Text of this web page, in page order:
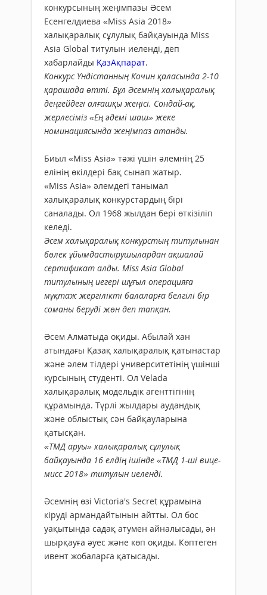
конкурсының жеңімпазы Әсем
Есенгелдиева «Miss Asia 2018»
халықаралық сұлулық байқауында Miss
Asia Global титулын иеленді, деп
хабарлайды ҚазАқпарат.
Конкурс Үндістанның Кочин қаласында 2-10
қарашада өтті. Бұл Әсемнің халықаралық
деңгейдегі алғашқы жеңісі. Сондай-ақ,
жерлесіміз «Ең әдемі шаш» жеке
номинациясында жеңімпаз атанды.
Биыл «Miss Asia» тәжі үшін әлемнің 25
елінің өкілдері бақ сынап жатыр.
«Miss Asia» әлемдегі танымал
халықаралық конкурстардың бірі
саналады. Ол 1968 жылдан бері өткізіліп
келеді.
Әсем халықаралық конкурстың титулынан
бөлек ұйымдастырушылардан ақшалай
сертификат алды. Miss Asia Global
титулының иегері шұғыл операцияға
мұқтаж жергілікті балаларға белгілі бір
соманы беруді жөн деп тапқан.
Әсем Алматыда оқиды. Абылай хан
атындағы Қазақ халықаралық қатынастар
және әлем тілдері университетінің үшінші
курсының студенті. Ол Velada
халықаралық модельдік агенттігінің
құрамында. Түрлі жылдары аудандық
және облыстық сән байқауларына
қатысқан.
«ТМД аруы» халықаралық сұлулық
байқауында 16 елдің ішінде «ТМД 1-ші вице-
мисс 2018» титулын иеленді.
Әсемнің өзі Victoria's Secret құрамына
кіруді армандайтынын айтты. Ол бос
уақытында садақ атумен айналысады, ән
шырқауға әуес және көп оқиды. Көптеген
ивент жобаларға қатысады.